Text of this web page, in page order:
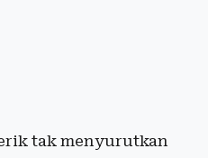
tak menyurutkan